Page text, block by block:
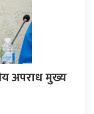
अपराध मुख्य